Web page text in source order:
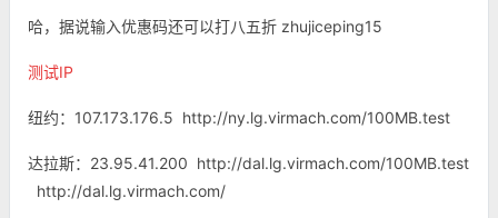
哈，据说输入优惠码还可以打八五折 zhujiceping15
测试IP
纽约：107.173.176.5 http://ny.lg.virmach.com/100MB.test
达拉斯：23.95.41.200 http://dal.lg.virmach.com/100MB.test
http://dal.lg.virmach.com/